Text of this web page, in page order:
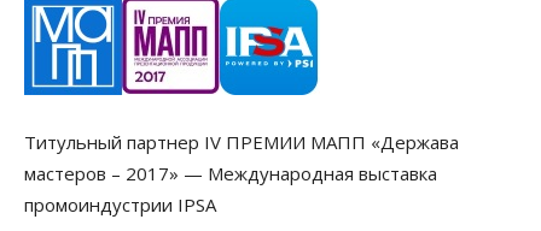
Титульный партнер IV ПРЕМИИ МАПП «Держава
мастеров – 2017» — Международная выставка
промоиндустрии IPSA